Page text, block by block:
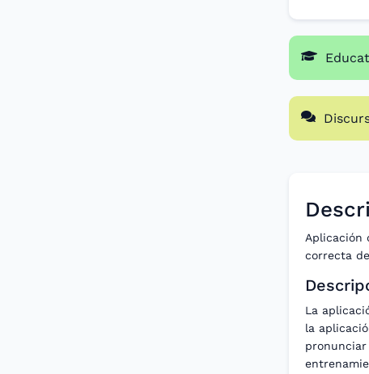
Aplicación
correcta
La
la